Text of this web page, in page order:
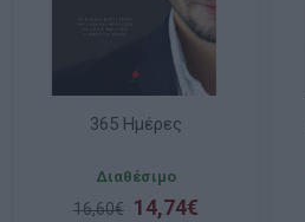
365 Ημέρες
Διαθέσιμο
16,60€ 14,74€